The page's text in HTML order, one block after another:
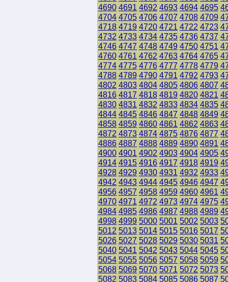
4690 4691 4692 4693 4694 4695
4704 4705 4706 4707 4708 4709
4718 4719 4720 4721 4722 4723
4732 4733 4734 4735 4736 4737
4746 4747 4748 4749 4750 4751
4760 4761 4762 4763 4764 4765
4774 4775 4776 4777 4778 4779
4788 4789 4790 4791 4792 4793
4802 4803 4804 4805 4806 4807
4816 4817 4818 4819 4820 4821
4830 4831 4832 4833 4834 4835
4844 4845 4846 4847 4848 4849
4858 4859 4860 4861 4862 4863
4872 4873 4874 4875 4876 4877
4886 4887 4888 4889 4890 4891
4900 4901 4902 4903 4904 4905
4914 4915 4916 4917 4918 4919
4928 4929 4930 4931 4932 4933
4942 4943 4944 4945 4946 4947
4956 4957 4958 4959 4960 4961
4970 4971 4972 4973 4974 4975
4984 4985 4986 4987 4988 4989
4998 4999 5000 5001 5002 5003
5012 5013 5014 5015 5016 5017
5026 5027 5028 5029 5030 5031
5040 5041 5042 5043 5044 5045
5054 5055 5056 5057 5058 5059
5068 5069 5070 5071 5072 5073
5082 5083 5084 5085 5086 5087